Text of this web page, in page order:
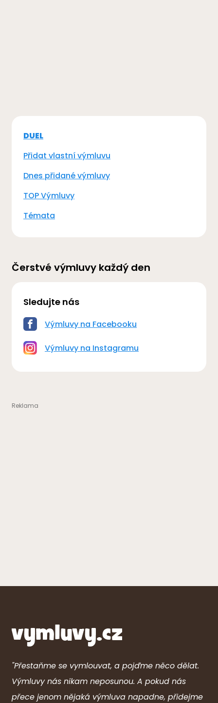
DUEL
Přidat vlastní výmluvu
Dnes přidané výmluvy
TOP Výmluvy
Témata
Čerstvé výmluvy každý den
Sledujte nás
Výmluvy na Facebooku
Výmluvy na Instagramu
"Přestaňme se vymlouvat, a pojďme něco dělat.
Výmluvy nás nikam neposunou. A pokud nás
přece jenom nějaká výmluva napadne, přidejme